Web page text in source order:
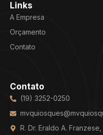
Links
A Empresa
Orçamento
Contato
Contato
(19) 3252-0250
R. Dr. Eraldo A.